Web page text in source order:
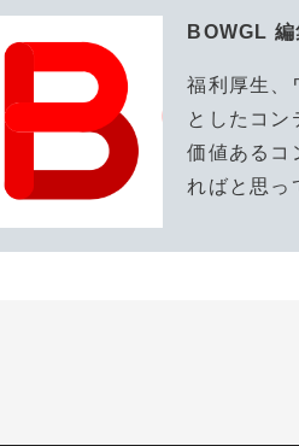
BOWGL 編
福利厚生、
としたコン
価値あるコ
ればと思っ